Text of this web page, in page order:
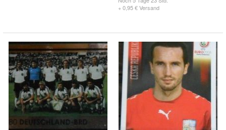
+ 0,95 € Versand